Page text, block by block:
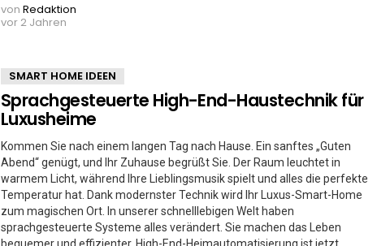
von Redaktion
vor 2 Jahren
SMART HOME IDEEN
Sprachgesteuerte High-End-Haustechnik für
Luxusheime
Kommen Sie nach einem langen Tag nach Hause. Ein sanftes „Guten
Abend“ genügt, und Ihr Zuhause begrüßt Sie. Der Raum leuchtet in
warmem Licht, während Ihre Lieblingsmusik spielt und alles die perfekte
Temperatur hat. Dank modernster Technik wird Ihr Luxus-Smart-Home
zum magischen Ort. In unserer schnelllebigen Welt haben
sprachgesteuerte Systeme alles verändert. Sie machen das Leben